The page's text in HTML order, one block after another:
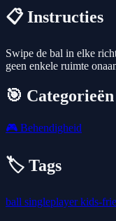
📋 Instructies
Swipe de bal in elke
geen enkele ruimte
🎯 Categorieën
🎮 Behendigheid
🏷️ Tags
ball singleplayerkids-